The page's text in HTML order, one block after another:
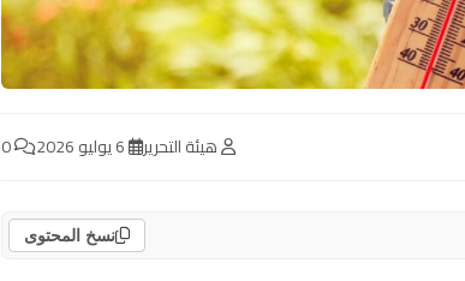
هيئة التحرير
نسخ المحتوى